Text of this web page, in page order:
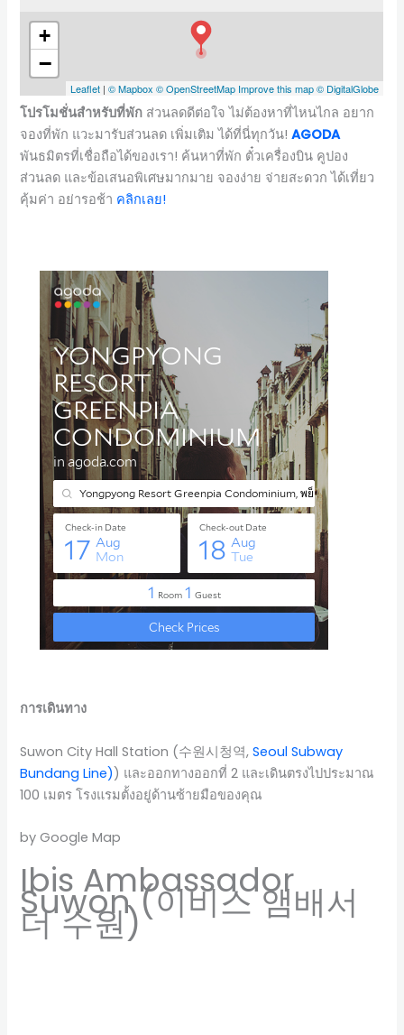
โปรโมชั่นสำหรับที่พัก ส่วนลดดีต่อใจ ไม่ต้องหาที่ไหนไกล อยาก
จองที่พัก แวะมารับส่วนลด เพิ่มเติม ได้ที่นี่ทุกวัน!AGODA
พันธมิตรที่เชื่อถือได้ของเรา! ค้นหาที่พัก ตั๋วเครื่องบิน คูปอง
ส่วนลด และข้อเสนอพิเศษมากมาย จองง่าย จ่ายสะดวก ได้เที่ยว
คุ้มค่า อย่ารอช้า คลิกเลย!
การเดินทาง
Suwon City Hall Station (수원시청역,Seoul Subway
Bundang Line)) และออกทางออกที่ 2 และเดินตรงไปประมาณ
100 เมตร โรงแรมตั้งอยู่ด้านซ้ายมือของคุณ
by Google Map
Ibis Ambassador
Suwon (이비스 앰배서
더 수원)